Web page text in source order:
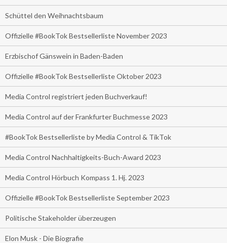
Schüttel den Weihnachtsbaum
Offizielle #BookTok Bestsellerliste November 2023
Erzbischof Gänswein in Baden-Baden
Offizielle #BookTok Bestsellerliste Oktober 2023
Media Control registriert jeden Buchverkauf!
Media Control auf der Frankfurter Buchmesse 2023
#BookTok Bestsellerliste by Media Control & TikTok
Media Control Nachhaltigkeits-Buch-Award 2023
Media Control Hörbuch Kompass 1. Hj. 2023
Offizielle #BookTok Bestsellerliste September 2023
Politische Stakeholder überzeugen
Elon Musk - Die Biografie